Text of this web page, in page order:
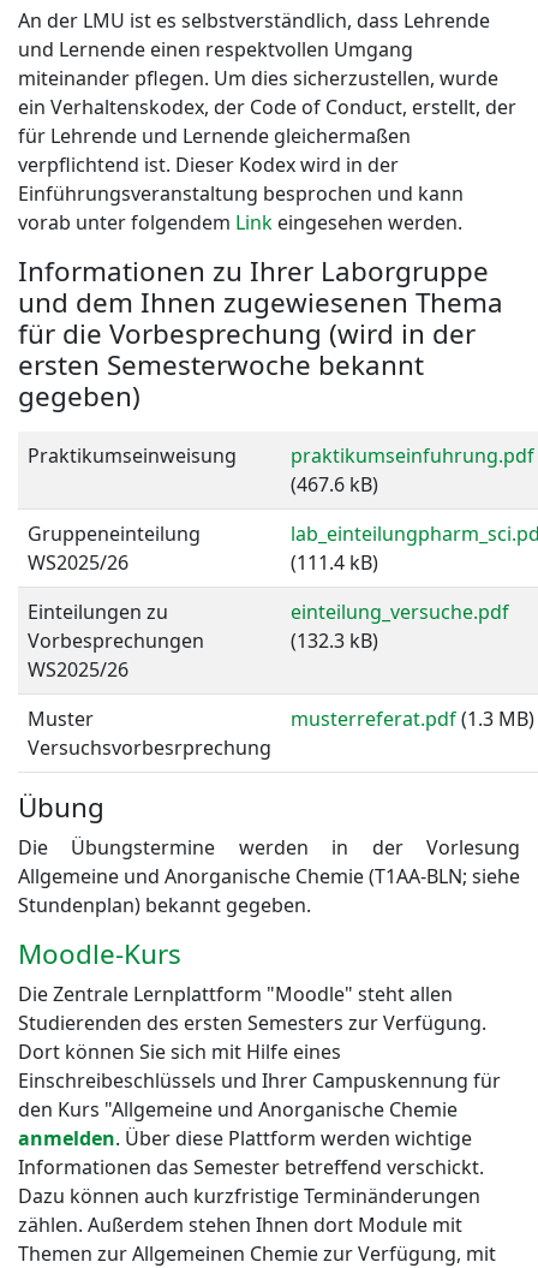
An der LMU ist es selbstverständlich, dass Lehrende
und Lernende einen respektvollen Umgang
miteinander pflegen. Um dies sicherzustellen, wurde
ein Verhaltenskodex, der Code of Conduct, erstellt, der
für Lehrende und Lernende gleichermaßen
verpflichtend ist. Dieser Kodex wird in der
Einführungsveranstaltung besprochen und kann
vorab unter folgendem Link eingesehen werden.
Informationen zu Ihrer Laborgruppe
und dem Ihnen zugewiesenen Thema
für die Vorbesprechung (wird in der
ersten Semesterwoche bekannt
gegeben)
Praktikumseinweisung
praktikumseinfuhrung.pdf
(467.6 kB)
Gruppeneinteilung
WS2025/26
(111.4 kB)
Einteilungen zu
Vorbesprechungen
WS2025/26
einteilung_versuche.pdf
(132.3 kB)
Muster
Versuchsvorbesrprechung
musterreferat.pdf(1.3 MB)
Übung
Die Übungstermine werden in der Vorlesung
Allgemeine und Anorganische Chemie (T1AA-BLN; siehe
Stundenplan) bekannt gegeben.
Moodle-Kurs
Die Zentrale Lernplattform "Moodle" steht allen
Studierenden des ersten Semesters zur Verfügung.
Dort können Sie sich mit Hilfe eines
Einschreibeschlüssels und Ihrer Campuskennung für
den Kurs "Allgemeine und Anorganische Chemie
anmelden. Über diese Plattform werden wichtige
Informationen das Semester betreffend verschickt.
Dazu können auch kurzfristige Terminänderungen
zählen. Außerdem stehen Ihnen dort Module mit
Themen zur Allgemeinen Chemie zur Verfügung, mit